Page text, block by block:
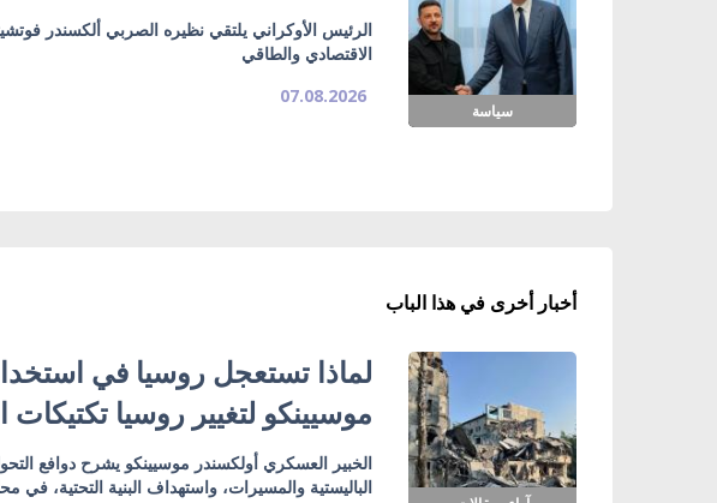
سياسة
الرئيس الأوكراني يلتقي نظيره الصربي ألكسندر
الاقتصادي والطاقي
07.08.2026
أخبار أخرى في هذا الباب
لماذا تستعجل روسيا في
موسيينكو لتغيير روسيا
الخبير العسكري أولكسندر موسيينكو يشرح دوافع
الباليستية والمسيرات، واستهداف البنية التحتية،